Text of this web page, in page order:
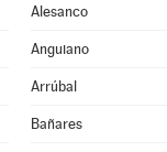
Alesanco
Anguiano
Arrúbal
Bañares